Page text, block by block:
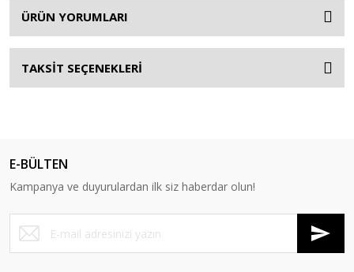
ÜRÜN YORUMLARI
TAKSİT SEÇENEKLERİ
E-BÜLTEN
Kampanya ve duyurulardan ilk siz haberdar olun!